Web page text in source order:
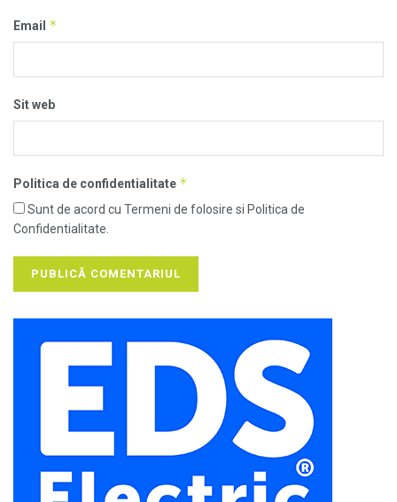
Email *
Sit web
Politica de confidentialitate *
Sunt de acord cu Termeni de folosire si Politica de
Confidentialitate.